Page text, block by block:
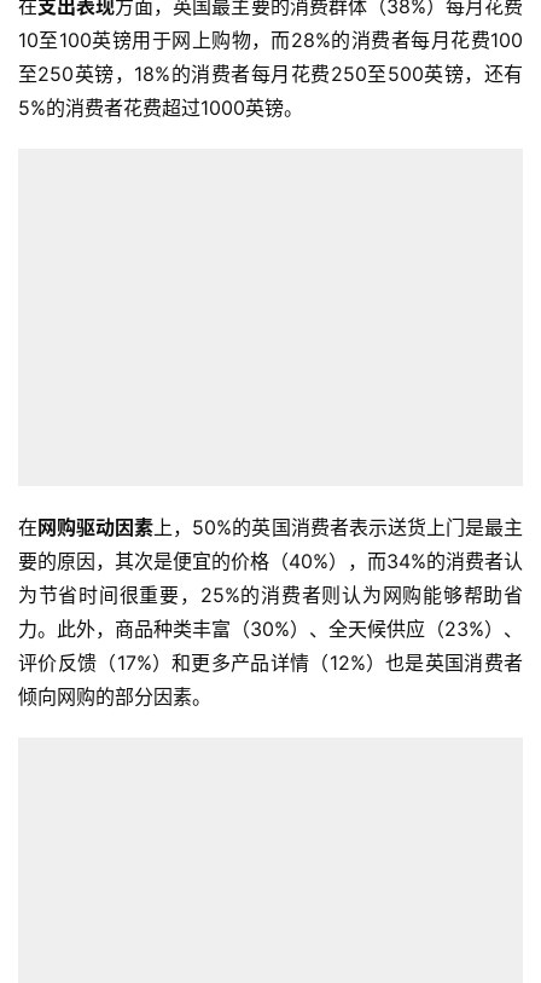
在支出表现方面，英国最主要的消费群体（38%）每月花费
10至100英镑用于网上购物，而28%的消费者每月花费100
至250英镑，18%的消费者每月花费250至500英镑，还有
5%的消费者花费超过1000英镑。
在 网购驱动因素上，50%的英国消费者表示送货上门是最主
要的原因，其次是便宜的价格（40%），而34%的消费者认
为节省时间很重要，25%的消费者则认为网购能够帮助省
力。此外，商品种类丰富（30%）、全天候供应（23%）、
评价反馈（17%）和更多产品详情（12%）也是英国消费者
倾向网购的部分因素。